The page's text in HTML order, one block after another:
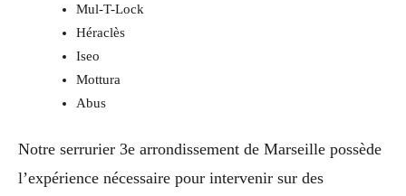
Mul-T-Lock
Héraclès
Iseo
Mottura
Abus
Notre serrurier 3e arrondissement de Marseille possède
l’expérience nécessaire pour intervenir sur des